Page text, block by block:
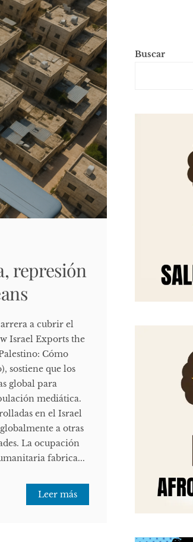
represión
a cubrir el
Israel Exports the
Cómo
sostiene que los
global para
mediática.
en el Israel
a otras
La ocupación
fabrica...
Leer más
Buscar